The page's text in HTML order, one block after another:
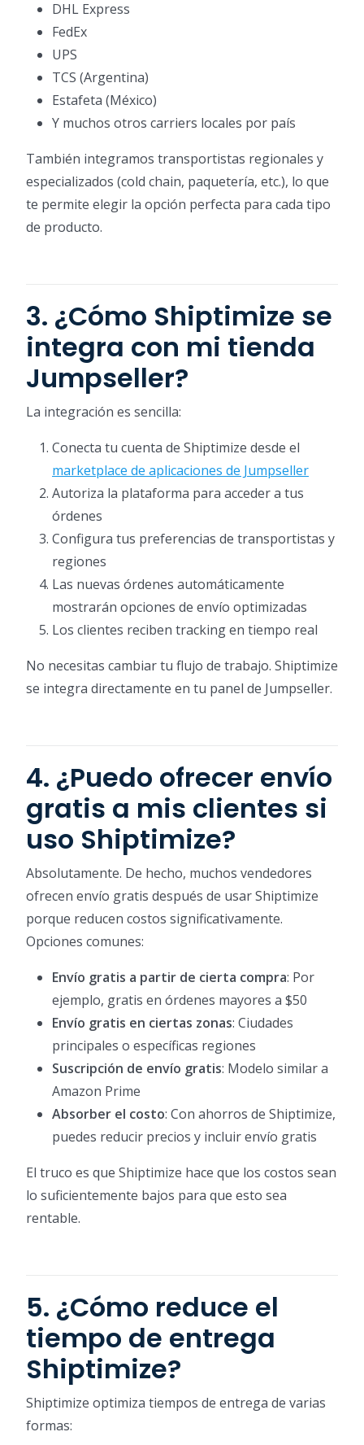
DHL Express
FedEx
UPS
TCS (Argentina)
Estafeta (México)
Y muchos otros carriers locales por país
También integramos transportistas regionales y
especializados (cold chain, paquetería, etc.), lo que
te permite elegir la opción perfecta para cada tipo
de producto.
3. ¿Cómo Shiptimize se
integra con mi tienda
Jumpseller?
La integración es sencilla:
Conecta tu cuenta de Shiptimize desde el
marketplace de aplicaciones de Jumpseller
Autoriza la plataforma para acceder a tus
órdenes
Configura tus preferencias de transportistas y
regiones
Las nuevas órdenes automáticamente
mostrarán opciones de envío optimizadas
Los clientes reciben tracking en tiempo real
No necesitas cambiar tu flujo de trabajo. Shiptimize
se integra directamente en tu panel de Jumpseller.
4. ¿Puedo ofrecer envío
gratis a mis clientes si
uso Shiptimize?
Absolutamente. De hecho, muchos vendedores
ofrecen envío gratis después de usar Shiptimize
porque reducen costos significativamente.
Opciones comunes:
Envío gratis a partir de cierta compra: Por
ejemplo, gratis en órdenes mayores a $50
Envío gratis en ciertas zonas: Ciudades
principales o específicas regiones
Suscripción de envío gratis: Modelo similar a
Amazon Prime
Absorber el costo: Con ahorros de Shiptimize,
puedes reducir precios y incluir envío gratis
El truco es que Shiptimize hace que los costos sean
lo suficientemente bajos para que esto sea
rentable.
5. ¿Cómo reduce el
tiempo de entrega
Shiptimize?
Shiptimize optimiza tiempos de entrega de varias
formas: